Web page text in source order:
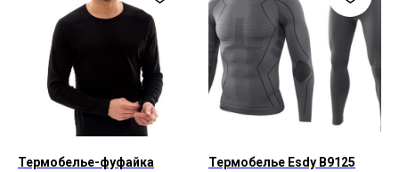
Термобелье-фуфайка
Термобелье Esdy B9125